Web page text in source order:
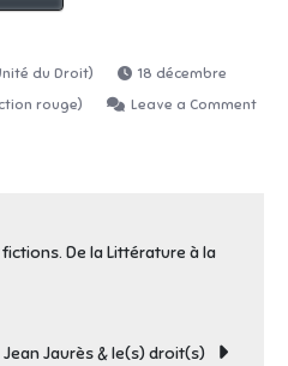
18 décembre
rouge)
Leave a Comment
De la Littérature à la
Jean Jaurès & le(s) droit(s)